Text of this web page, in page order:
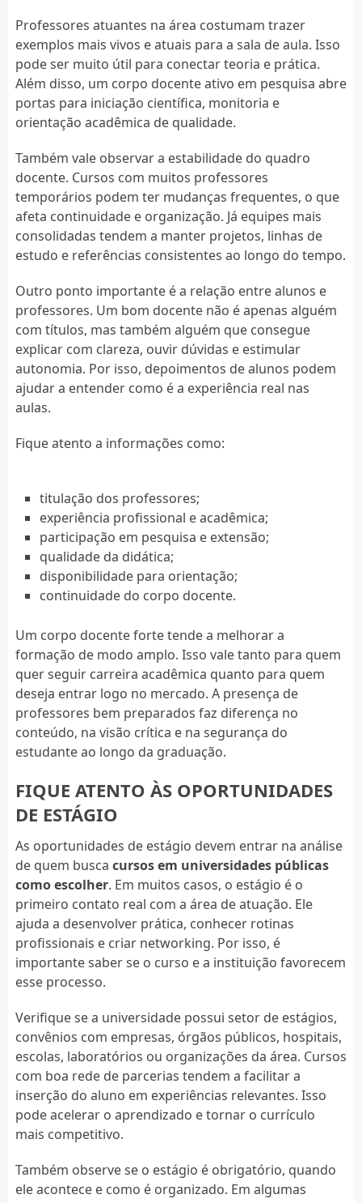
Professores atuantes na área costumam trazer
exemplos mais vivos e atuais para a sala de aula. Isso
pode ser muito útil para conectar teoria e prática.
Além disso, um corpo docente ativo em pesquisa abre
portas para iniciação científica, monitoria e
orientação acadêmica de qualidade.
Também vale observar a estabilidade do quadro
docente. Cursos com muitos professores
temporários podem ter mudanças frequentes, o que
afeta continuidade e organização. Já equipes mais
consolidadas tendem a manter projetos, linhas de
estudo e referências consistentes ao longo do tempo.
Outro ponto importante é a relação entre alunos e
professores. Um bom docente não é apenas alguém
com títulos, mas também alguém que consegue
explicar com clareza, ouvir dúvidas e estimular
autonomia. Por isso, depoimentos de alunos podem
ajudar a entender como é a experiência real nas
aulas.
Fique atento a informações como:
titulação dos professores;
experiência profissional e acadêmica;
participação em pesquisa e extensão;
qualidade da didática;
disponibilidade para orientação;
continuidade do corpo docente.
Um corpo docente forte tende a melhorar a
formação de modo amplo. Isso vale tanto para quem
quer seguir carreira acadêmica quanto para quem
deseja entrar logo no mercado. A presença de
professores bem preparados faz diferença no
conteúdo, na visão crítica e na segurança do
estudante ao longo da graduação.
FIQUE ATENTO ÀS OPORTUNIDADES
DE ESTÁGIO
As oportunidades de estágio devem entrar na análise
de quem busca cursos em universidades públicas
como escolher. Em muitos casos, o estágio é o
primeiro contato real com a área de atuação. Ele
ajuda a desenvolver prática, conhecer rotinas
profissionais e criar networking. Por isso, é
importante saber se o curso e a instituição favorecem
esse processo.
Verifique se a universidade possui setor de estágios,
convênios com empresas, órgãos públicos, hospitais,
escolas, laboratórios ou organizações da área. Cursos
com boa rede de parcerias tendem a facilitar a
inserção do aluno em experiências relevantes. Isso
pode acelerar o aprendizado e tornar o currículo
mais competitivo.
Também observe se o estágio é obrigatório, quando
ele acontece e como é organizado. Em algumas